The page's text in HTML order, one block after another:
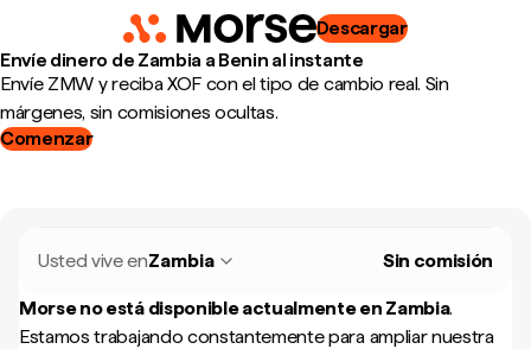
Descargar
Envíe dinero de Zambia a Benin al instante
Envíe ZMW y reciba XOF con el tipo de cambio real. Sin
márgenes, sin comisiones ocultas.
Comenzar
Usted vive enZambia Sin comisión
Morse no está disponible actualmente en Zambia.
Estamos trabajando constantemente para ampliar nuestra